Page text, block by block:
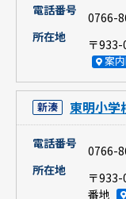
電話番号
0766-
所在地
〒933-
案
新湊 東明小学
電話番号
0766-
所在地
〒933-
番地